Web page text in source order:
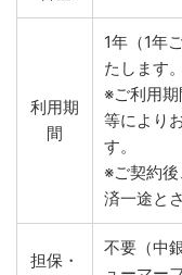
利用期
間
1年（1年
たします。
※ご利用
等により
す。
※ご契約
済一途と
担保・
不要（中